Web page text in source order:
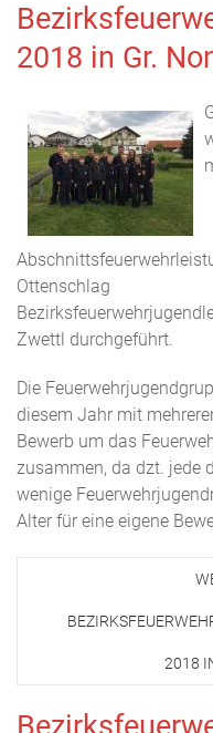
2018 in Gr.
Zwettl durchgeführt.
Die
diesem Jahr mit
Bewerb um das
zusammen, da dzt. jede
wenige
Alter für eine eigene
2018